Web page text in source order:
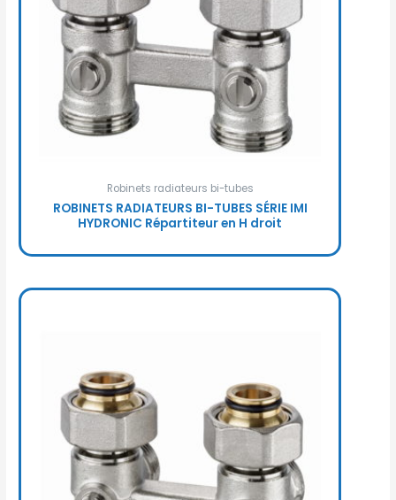
Robinets radiateurs bi-tubes
ROBINETS RADIATEURS BI-TUBES SÉRIE IMI
HYDRONIC Répartiteur en H droit